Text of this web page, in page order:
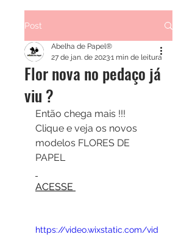
Post
Flor nova no pedaço já
viu ?
Abelha de Papel®
27 de jan. de 20231 min de leitura
Então chega mais !!!
Clique e veja os novos
modelos FLORES DE
PAPEL
ACESSE
https://video.wixstatic.com/vid